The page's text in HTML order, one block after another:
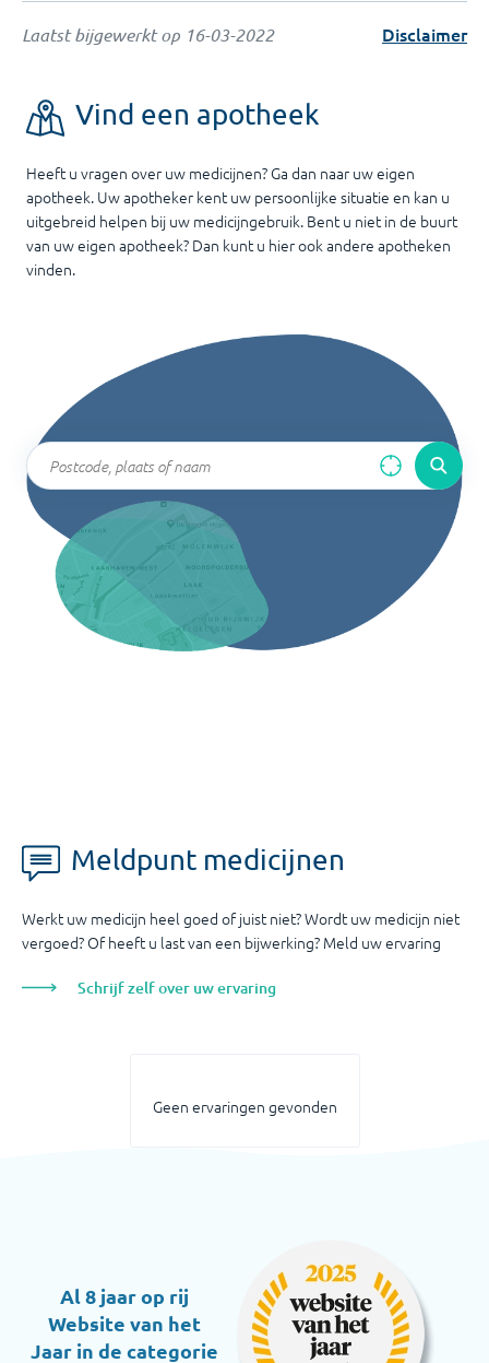
Laatst bijgewerkt op 16-03-2022 Disclaimer
Vind een apotheek
Heeft u vragen over uw medicijnen? Ga dan naar uw eigen
apotheek. Uw apotheker kent uw persoonlijke situatie en kan u
uitgebreid helpen bij uw medicijngebruik. Bent u niet in de buurt
van uw eigen apotheek? Dan kunt u hier ook andere apotheken
vinden.
Meldpunt medicijnen
Werkt uw medicijn heel goed of juist niet? Wordt uw medicijn niet
vergoed? Of heeft u last van een bijwerking? Meld uw ervaring
Schrijf zelf over uw ervaring
Geen ervaringen gevonden
Al 8 jaar op rij
Website van het
Jaar in de categorie